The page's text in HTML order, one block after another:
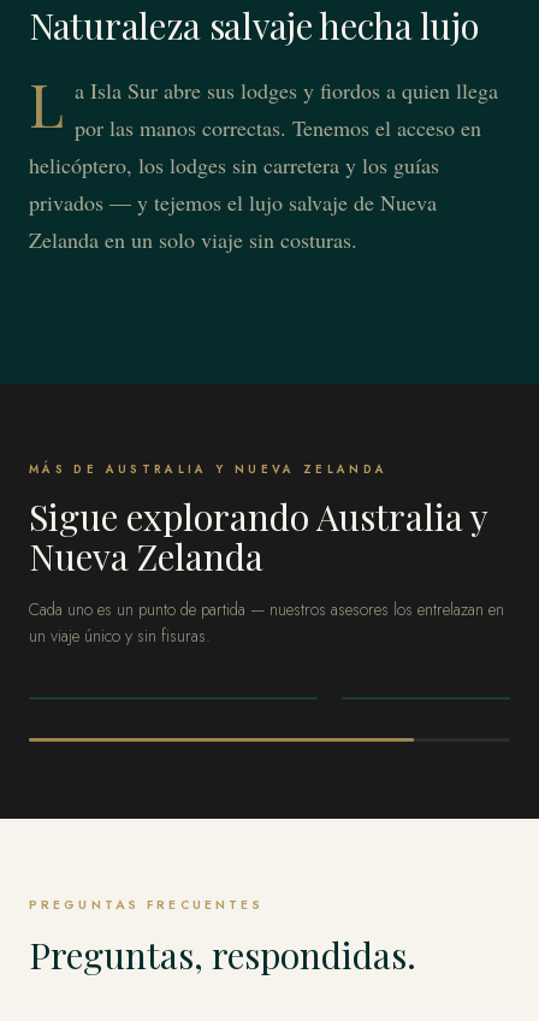
Naturaleza salvaje hecha lujo
L a Isla Sur abre sus lodges y fiordos a quien llega
por las manos correctas. Tenemos el acceso en
helicóptero, los lodges sin carretera y los guías
privados — y tejemos el lujo salvaje de Nueva
Zelanda en un solo viaje sin costuras.
MÁS DE AUSTRALIA Y NUEVA ZELANDA
Sigue explorando Australia y
Nueva Zelanda
Cada uno es un punto de partida — nuestros asesores los entrelazan en
un viaje único y sin fisuras.
PREGUNTAS FRECUENTES
Preguntas, respondidas.